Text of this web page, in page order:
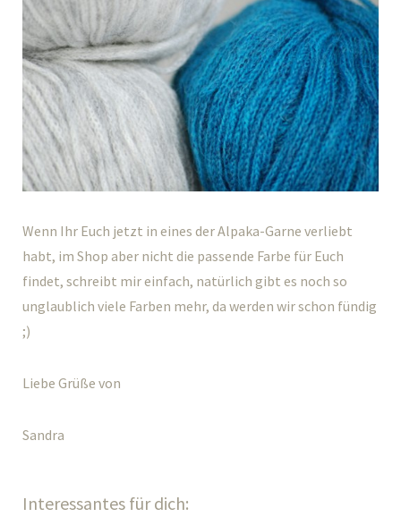
Wenn Ihr Euch jetzt in eines der Alpaka-Garne verliebt
habt, im Shop aber nicht die passende Farbe für Euch
findet, schreibt mir einfach, natürlich gibt es noch so
unglaublich viele Farben mehr, da werden wir schon fündig
;)
Liebe Grüße von
Sandra
Interessantes für dich: